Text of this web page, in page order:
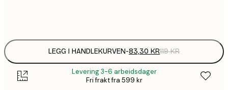
LEGG I HANDLEKURVEN-83,30 KR119 KR
Levering 3-6 arbeidsdager
Fri frakt fra 599 kr